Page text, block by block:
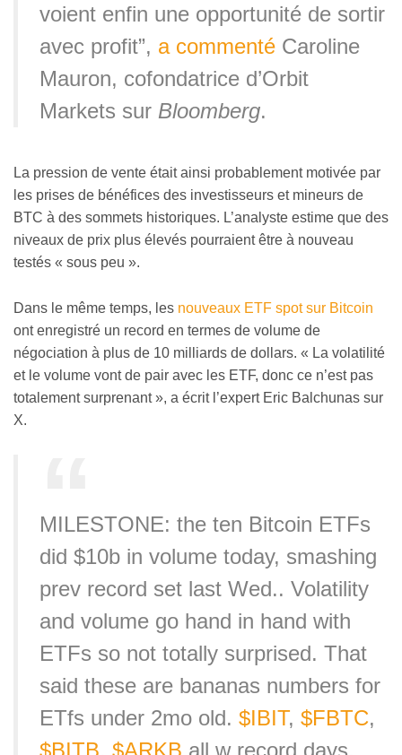
voient enfin une opportunité de sortir
avec profit”, a commenté Caroline
Mauron, cofondatrice d’Orbit
Markets sur Bloomberg.
La pression de vente était ainsi probablement motivée par
les prises de bénéfices des investisseurs et mineurs de
BTC à des sommets historiques. L’analyste estime que des
niveaux de prix plus élevés pourraient être à nouveau
testés « sous peu ».
Dans le même temps, les nouveaux ETF spot sur Bitcoin
ont enregistré un record en termes de volume de
négociation à plus de 10 milliards de dollars. « La volatilité
et le volume vont de pair avec les ETF, donc ce n’est pas
totalement surprenant », a écrit l’expert Eric Balchunas sur
X.
MILESTONE: the ten Bitcoin ETFs
did $10b in volume today, smashing
prev record set last Wed.. Volatility
and volume go hand in hand with
ETFs so not totally surprised. That
said these are bananas numbers for
ETfs under 2mo old. $IBIT, $FBTC,
$BITB, $ARKB all w record days.